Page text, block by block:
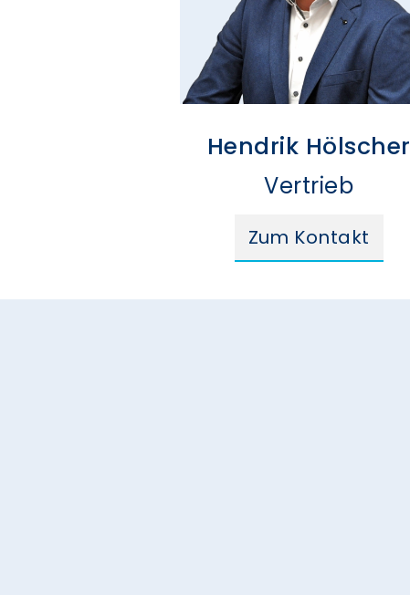
Hendrik Hölscher
Vertrieb
Zum Kontakt